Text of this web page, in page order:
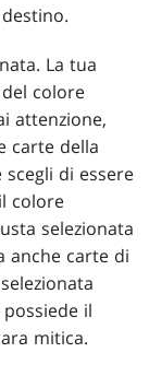
La tua
colore
attenzione,
carte della
di essere
colore
selezionata
anche carte di
il
mitica.